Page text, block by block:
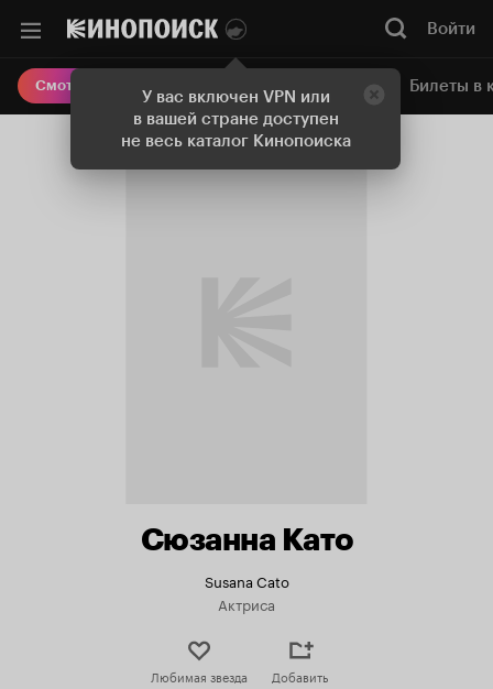
У вас включен VPN или
в вашей стране доступен
не весь каталог Кинопоиска
Войти
Смотреть кино Онлайн-кинотеатр Билеты в
Сюзанна Като
Susana Cato
Актриса
Любимая звезда Добавить